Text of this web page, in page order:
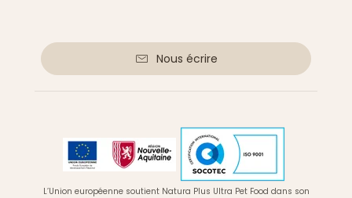
Nous écrire
L’Union européenne soutient Natura Plus Ultra Pet Food dans son